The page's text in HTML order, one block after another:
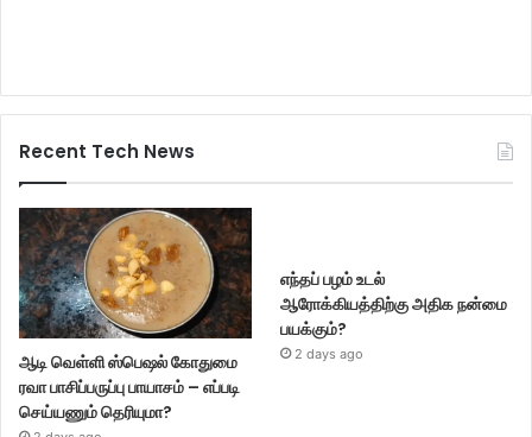
Recent Tech News
ஆடி வெள்ளி ஸ்பெஷல் கோதுமை
ரவா பாசிப்பருப்பு பாயாசம் – எப்படி
செய்யணும் தெரியுமா?
எந்தப் பழம் உடல்
ஆரோக்கியத்திற்கு அதிக நன்மை
பயக்கும்?
2 days ago